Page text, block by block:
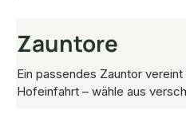
Zauntore
Ein passendes Zauntor
Hofeinfahrt – wähle aus